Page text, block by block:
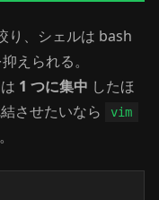
り、シェルは bash
えられる。
1 つに集中 したほ
させたいなら
vim